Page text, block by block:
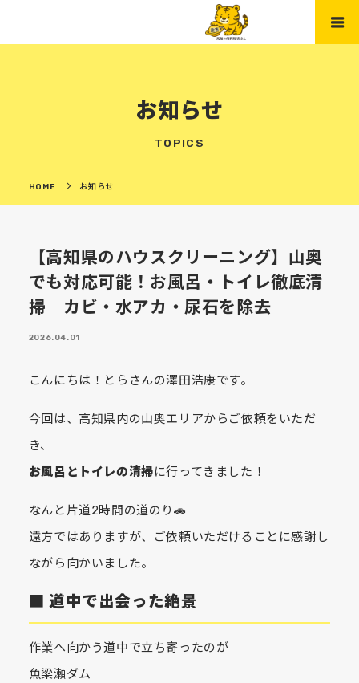
お知らせ
TOPICS
HOME お知らせ
【高知県のハウスクリーニング】山奥
でも対応可能！お風呂・トイレ徹底清
掃｜カビ・水アカ・尿石を除去
2026.04.01
こんにちは！とらさんの澤田浩康です。
今回は、高知県内の山奥エリアからご依頼をいただ
き、
お風呂とトイレの清掃に行ってきました！
なんと片道2時間の道のり🚗
遠方ではありますが、ご依頼いただけることに感謝し
ながら向かいました。
■ 道中で出会った絶景
作業へ向かう道中で立ち寄ったのが
魚梁瀬ダム